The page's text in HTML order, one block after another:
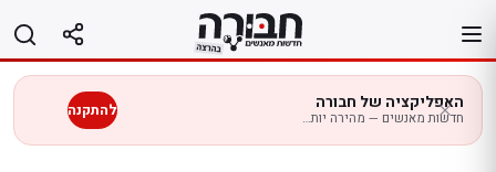
לתוכן
האפליקציה של חבורה
חדשות מאנשים — מהירה יותר בנייד להתקנה